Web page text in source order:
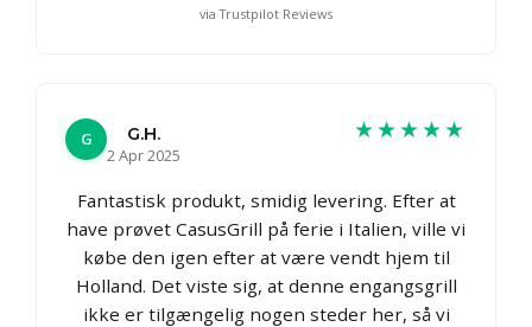
via Trustpilot Reviews
G
G.H.
2 Apr 2025
★★★★★
Fantastisk produkt, smidig levering. Efter at
have prøvet CasusGrill på ferie i Italien, ville vi
købe den igen efter at være vendt hjem til
Holland. Det viste sig, at denne engangsgrill
ikke er tilgængelig nogen steder her, så vi